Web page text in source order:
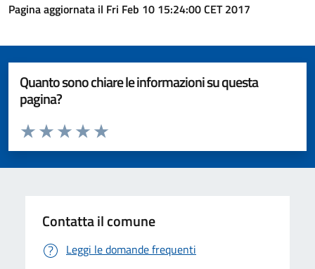
Pagina aggiornata il Fri Feb 10 15:24:00 CET 2017
Quanto sono chiare le informazioni su questa
pagina?
Valuta da 1 a 5 stelle la pagina
Valuta 5 stelle su 5
Valuta 4 stelle su 5
Valuta 3 stelle su 5
Valuta 2 stelle su 5
Valuta 1 stelle su 5
Contatta il comune
Leggi le domande frequenti